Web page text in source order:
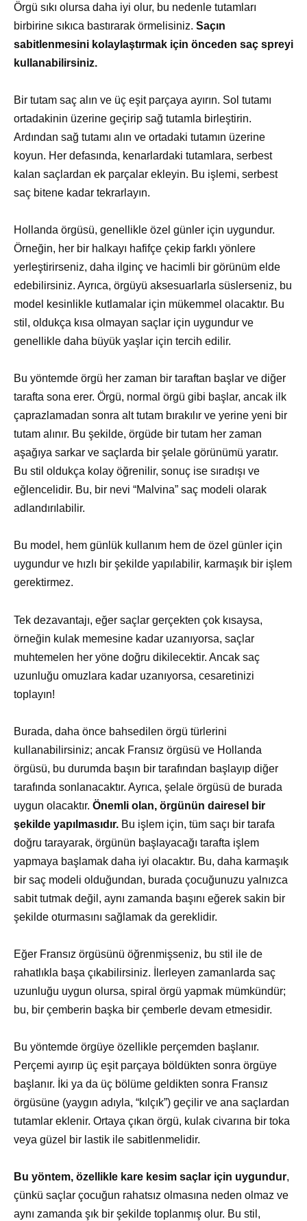
Örgü sıkı olursa daha iyi olur, bu nedenle tutamları
birbirine sıkıca bastırarak örmelisiniz. Saçın
sabitlenmesini kolaylaştırmak için önceden saç spreyi
kullanabilirsiniz.
Bir tutam saç alın ve üç eşit parçaya ayırın. Sol tutamı
ortadakinin üzerine geçirip sağ tutamla birleştirin.
Ardından sağ tutamı alın ve ortadaki tutamın üzerine
koyun. Her defasında, kenarlardaki tutamlara, serbest
kalan saçlardan ek parçalar ekleyin. Bu işlemi, serbest
saç bitene kadar tekrarlayın.
Hollanda örgüsü, genellikle özel günler için uygundur.
Örneğin, her bir halkayı hafifçe çekip farklı yönlere
yerleştirirseniz, daha ilginç ve hacimli bir görünüm elde
edebilirsiniz. Ayrıca, örgüyü aksesuarlarla süslerseniz, bu
model kesinlikle kutlamalar için mükemmel olacaktır. Bu
stil, oldukça kısa olmayan saçlar için uygundur ve
genellikle daha büyük yaşlar için tercih edilir.
Bu yöntemde örgü her zaman bir taraftan başlar ve diğer
tarafta sona erer. Örgü, normal örgü gibi başlar, ancak ilk
çaprazlamadan sonra alt tutam bırakılır ve yerine yeni bir
tutam alınır. Bu şekilde, örgüde bir tutam her zaman
aşağıya sarkar ve saçlarda bir şelale görünümü yaratır.
Bu stil oldukça kolay öğrenilir, sonuç ise sıradışı ve
eğlencelidir. Bu, bir nevi “Malvina” saç modeli olarak
adlandırılabilir.
Bu model, hem günlük kullanım hem de özel günler için
uygundur ve hızlı bir şekilde yapılabilir, karmaşık bir işlem
gerektirmez.
Tek dezavantajı, eğer saçlar gerçekten çok kısaysa,
örneğin kulak memesine kadar uzanıyorsa, saçlar
muhtemelen her yöne doğru dikilecektir. Ancak saç
uzunluğu omuzlara kadar uzanıyorsa, cesaretinizi
toplayın!
Burada, daha önce bahsedilen örgü türlerini
kullanabilirsiniz; ancak Fransız örgüsü ve Hollanda
örgüsü, bu durumda başın bir tarafından başlayıp diğer
tarafında sonlanacaktır. Ayrıca, şelale örgüsü de burada
uygun olacaktır. Önemli olan, örgünün dairesel bir
şekilde yapılmasıdır. Bu işlem için, tüm saçı bir tarafa
doğru tarayarak, örgünün başlayacağı tarafta işlem
yapmaya başlamak daha iyi olacaktır. Bu, daha karmaşık
bir saç modeli olduğundan, burada çocuğunuzu yalnızca
sabit tutmak değil, aynı zamanda başını eğerek sakin bir
şekilde oturmasını sağlamak da gereklidir.
Eğer Fransız örgüsünü öğrenmişseniz, bu stil ile de
rahatlıkla başa çıkabilirsiniz. İlerleyen zamanlarda saç
uzunluğu uygun olursa, spiral örgü yapmak mümkündür;
bu, bir çemberin başka bir çemberle devam etmesidir.
Bu yöntemde örgüye özellikle perçemden başlanır.
Perçemi ayırıp üç eşit parçaya böldükten sonra örgüye
başlanır. İki ya da üç bölüme geldikten sonra Fransız
örgüsüne (yaygın adıyla, “kılçık”) geçilir ve ana saçlardan
tutamlar eklenir. Ortaya çıkan örgü, kulak civarına bir toka
veya güzel bir lastik ile sabitlenmelidir.
Bu yöntem, özellikle kare kesim saçlar için uygundur,
çünkü saçlar çocuğun rahatsız olmasına neden olmaz ve
aynı zamanda şık bir şekilde toplanmış olur. Bu stil,